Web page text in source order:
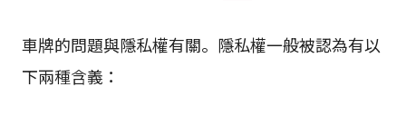
車牌的問題與隱私權有關。隱私權一般被認為有以
下兩種含義：